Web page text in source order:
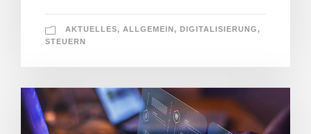
AKTUELLES, ALLGEMEIN, DIGITALISIERUNG,
STEUERN